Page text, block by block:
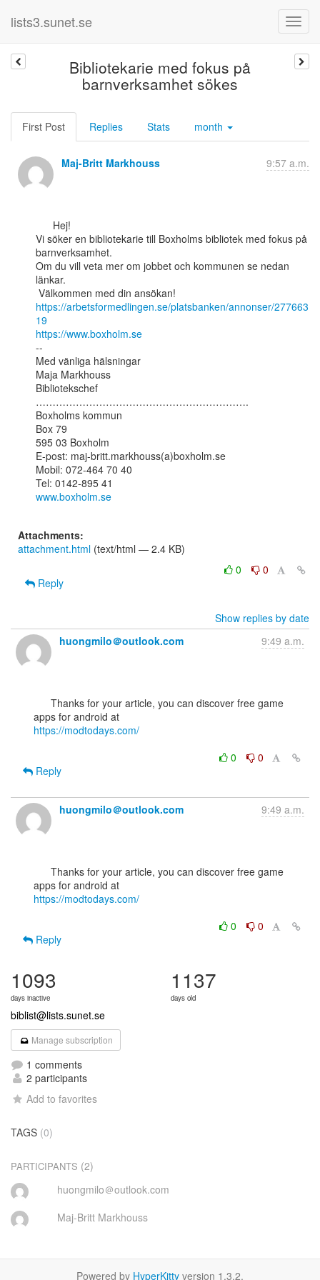
lists3.sunet.se
Bibliotekarie med fokus på
barnverksamhet sökes
First Post Replies Stats month
Maj-Britt Markhouss 9:57 a.m.
Vi söker en bibliotekarie till Boxholms bibliotek med fokus på
barnverksamhet.
Om du vill veta mer om jobbet och kommunen se nedan
länkar.
https://arbetsformedlingen.se/platsbanken/annonser/277663
19
https://www.boxholm.se
--
Med vänliga hälsningar
Maja Markhouss
Bibliotekschef
……………………………………………………….
Boxholms kommun
Box 79
595 03 Boxholm
E-post: maj-britt.markhouss(a)boxholm.se
Mobil: 072-464 70 40
www.boxholm.se
Attachments:
attachment.html (text/html — 2.4 KB)
0
0
Reply
Show replies by date
huongmilo＠outlook.com
9:49 a.m.
https://modtodays.com/
0
0
Reply
huongmilo＠outlook.com 9:49 a.m.
https://modtodays.com/
0
0
Reply
1093
days inactive
1137
days old
biblist@lists.sunet.se
Manage subscription
1 comments
2 participants
Add to favorites
TAGS (0)
PARTICIPANTS (2)
huongmilo＠outlook.com
Maj-Britt Markhouss
Powered by HyperKitty version 1.3.2.